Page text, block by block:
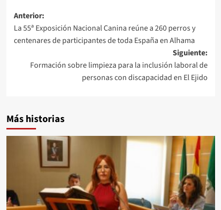
Navegación
de
entradas
Anterior:
La 55ª Exposición Nacional Canina reúne a 260 perros y
centenares de participantes de toda España en Alhama
Siguiente:
Formación sobre limpieza para la inclusión laboral de
personas con discapacidad en El Ejido
Más historias